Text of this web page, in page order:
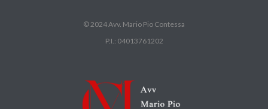
© 2024 Avv. Mario Pio Contessa
P.I.: 04013761202